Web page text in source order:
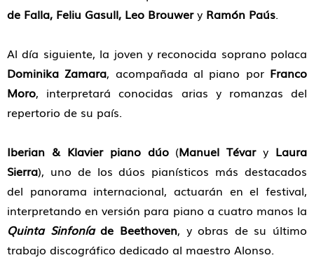
de Falla, Feliu Gasull, Leo Brouwery Ramón Paús.
Al día siguiente, la joven y reconocida soprano polaca
Dominika Zamara, acompañada al piano por Franco
Moro, interpretará conocidas arias y romanzas del
repertorio de su país.
Iberian & Klavier piano dúo(Manuel Tévary Laura
Sierra), uno de los dúos pianísticos más destacados
del panorama internacional, actuarán en el festival,
interpretando en versión para piano a cuatro manos la
Quinta Sinfoníade Beethoven, y obras de su último
trabajo discográfico dedicado al maestro Alonso.